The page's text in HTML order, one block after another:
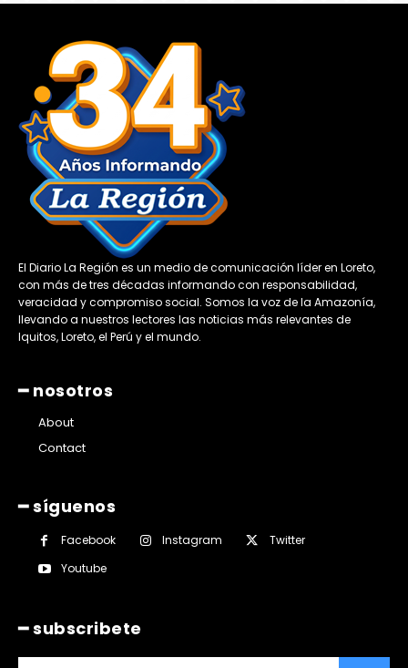
El Diario La Región es un medio de comunicación líder en Loreto,
con más de tres décadas informando con responsabilidad,
veracidad y compromiso social. Somos la voz de la Amazonía,
llevando a nuestros lectores las noticias más relevantes de
Iquitos, Loreto, el Perú y el mundo.
━ nosotros
About
Contact
━ síguenos
Facebook Instagram
Twitter
Youtube
━ subscribete